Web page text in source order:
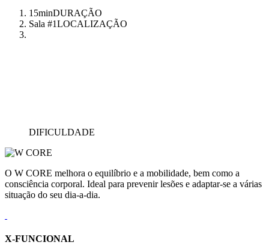
15minDURAÇÃO
Sala #1LOCALIZAÇÃO
DIFICULDADE
O W CORE melhora o equilíbrio e a mobilidade, bem como a
consciência corporal. Ideal para prevenir lesões e adaptar-se a várias
situação do seu dia-a-dia.
X-FUNCIONAL